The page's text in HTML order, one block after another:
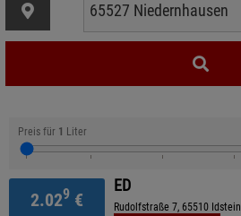
Preis für 1 Liter
2.029 €
ED
Rudolfstraße 7, 65510 Idstein